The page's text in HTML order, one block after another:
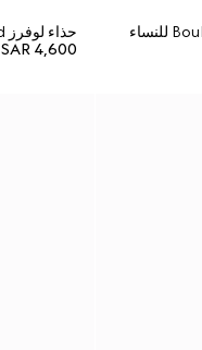
حذاء لوفرز Boulevard للنساء
SAR 4,600